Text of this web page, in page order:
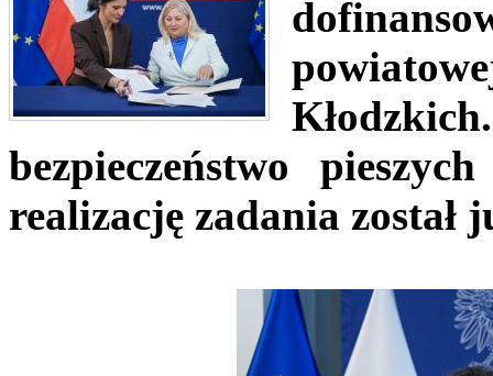
bezpieczeństwo
realizację zadania został